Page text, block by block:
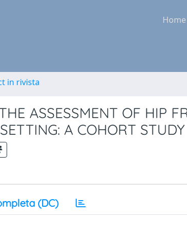
Home
in rivista
ASSESSMENT OF HIP
A COHORT STUDY
(DC)